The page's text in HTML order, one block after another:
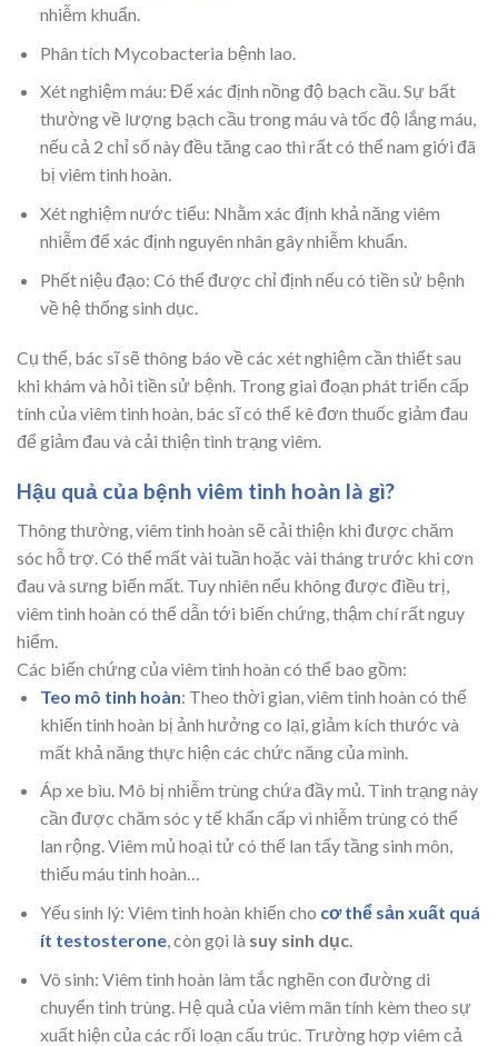
nhiễm khuẩn.
Phân tích Mycobacteria bệnh lao.
Xét nghiệm máu: Để xác định nồng độ bạch cầu. Sự bất
thường về lượng bạch cầu trong máu và tốc độ lắng máu,
nếu cả 2 chỉ số này đều tăng cao thì rất có thể nam giới đã
bị viêm tinh hoàn.
Xét nghiệm nước tiểu: Nhằm xác định khả năng viêm
nhiễm để xác định nguyên nhân gây nhiễm khuẩn.
Phết niệu đạo: Có thể được chỉ định nếu có tiền sử bệnh
về hệ thống sinh dục.
Cụ thể, bác sĩ sẽ thông báo về các xét nghiệm cần thiết sau
khi khám và hỏi tiền sử bệnh. Trong giai đoạn phát triển cấp
tính của viêm tinh hoàn, bác sĩ có thể kê đơn thuốc giảm đau
để giảm đau và cải thiện tình trạng viêm.
Hậu quả của bệnh viêm tinh hoàn là gì?
Thông thường, viêm tinh hoàn sẽ cải thiện khi được chăm
sóc hỗ trợ. Có thể mất vài tuần hoặc vài tháng trước khi cơn
đau và sưng biến mất. Tuy nhiên nếu không được điều trị,
viêm tinh hoàn có thể dẫn tới biến chứng, thậm chí rất nguy
hiểm.
Các biến chứng của viêm tinh hoàn có thể bao gồm:
Teo mô tinh hoàn: Theo thời gian, viêm tinh hoàn có thể
khiến tinh hoàn bị ảnh hưởng co lại, giảm kích thước và
mất khả năng thực hiện các chức năng của mình.
Áp xe bìu. Mô bị nhiễm trùng chứa đầy mủ. Tình trạng này
cần được chăm sóc y tế khẩn cấp vì nhiễm trùng có thể
lan rộng. Viêm mủ hoại tử có thể lan tấy tầng sinh môn,
thiếu máu tinh hoàn…
Yếu sinh lý: Viêm tinh hoàn khiến cho cơ thể sản xuất quá
ít testosterone, còn gọi là suy sinh dục.
Vô sinh: Viêm tinh hoàn làm tắc nghẽn con đường di
chuyển tinh trùng. Hệ quả của viêm mãn tính kèm theo sự
xuất hiện của các rối loạn cấu trúc. Trường hợp viêm cả